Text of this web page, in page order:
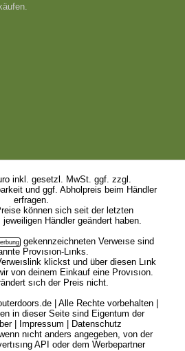
inkl. gesetzl. MwSt. ggf. zzgl.
und ggf. Abholpreis beim Händler
erfragen.
können sich seit der letzten
jeweiligen Händler geändert haben.
gekennzeichneten Verweıse sind
Provısıon-Lınks.
klickst und über diesen Lınk
von deinem Einkauf eine Provısıon.
sıch der Preis nicht.
| Alle Rechte vorbehalten |
in dieser Seite sind Eigentum der
|
Impressum
Datenschutz
nıcht anders angegeben, von der
API oder dem Werbepartner